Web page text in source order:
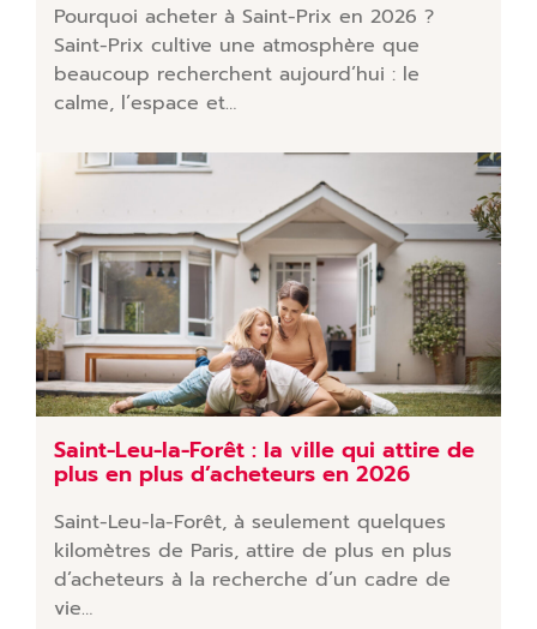
Pourquoi acheter à Saint-Prix en 2026 ?
Saint-Prix cultive une atmosphère que
beaucoup recherchent aujourd’hui : le
calme, l’espace et…
Saint-Leu-la-Forêt : la ville qui attire de
plus en plus d’acheteurs en 2026
Saint-Leu-la-Forêt, à seulement quelques
kilomètres de Paris, attire de plus en plus
d’acheteurs à la recherche d’un cadre de
vie…